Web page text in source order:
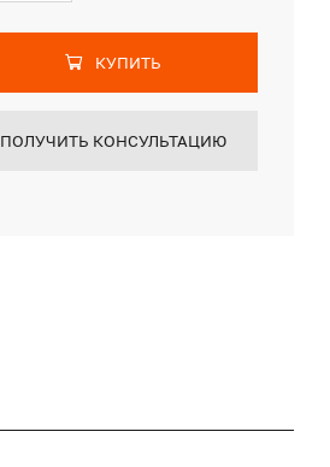
КУПИТЬ
ПОЛУЧИТЬ КОНСУЛЬТАЦИЮ